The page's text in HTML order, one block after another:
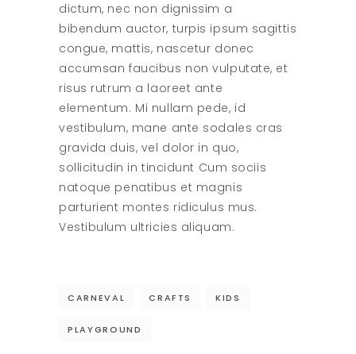
dictum, nec non dignissim a
bibendum auctor, turpis ipsum sagittis
congue, mattis, nascetur donec
accumsan faucibus non vulputate, et
risus rutrum a laoreet ante
elementum. Mi nullam pede, id
vestibulum, mane ante sodales cras
gravida duis, vel dolor in quo,
sollicitudin in tincidunt Cum sociis
natoque penatibus et magnis
parturient montes ridiculus mus.
Vestibulum ultricies aliquam.
CARNEVAL CRAFTS KIDS
PLAYGROUND